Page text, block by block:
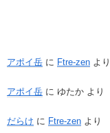
アポイ岳 に Ftre-zen より
アポイ岳 に ゆたか より
だらけ に Ftre-zen より